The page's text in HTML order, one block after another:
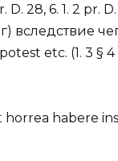
28, 6. 1. 2 pr. D.
г) вследствие
etc. (1. 3 § 4
horrea habere